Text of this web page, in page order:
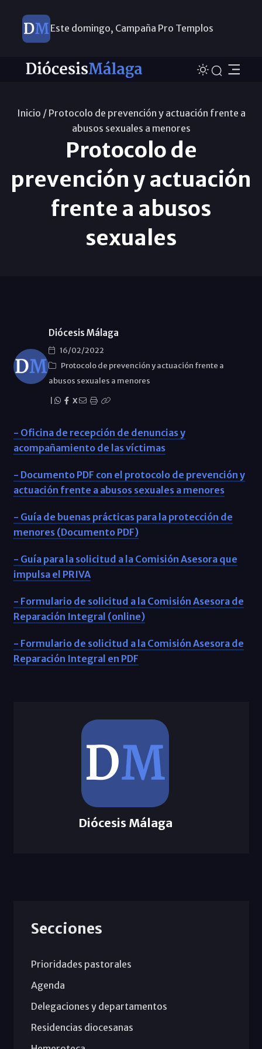
Este domingo, Campaña Pro Templos
Inicio / Protocolo de prevención y actuación frente a
abusos sexuales a menores
Protocolo de
prevención y actuación
frente a abusos
sexuales
Diócesis Málaga
16/02/2022
Protocolo de prevención y actuación frente a
abusos sexuales a menores
X
- Oficina de recepción de denuncias y
acompañamiento de las víctimas
- Documento PDF con el protocolo de prevención y
actuación frente a abusos sexuales a menores
- Guía de buenas prácticas para la protección de
menores (Documento PDF)
- Guía para la solicitud a la Comisión Asesora que
impulsa el PRIVA
- Formulario de solicitud a la Comisión Asesora de
Reparación Integral (online)
- Formulario de solicitud a la Comisión Asesora de
Reparación Integral en PDF
Diócesis Málaga
Secciones
Prioridades pastorales
Agenda
Delegaciones y departamentos
Residencias diocesanas